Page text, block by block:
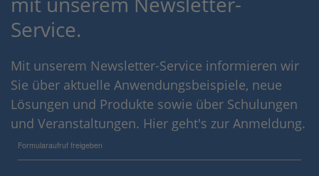
Service.
Mit unserem Newsletter-Service informieren wir
Sie über aktuelle Anwendungsbeispiele, neue
Lösungen und Produkte sowie über Schulungen
und Veranstaltungen. Hier geht's zur Anmeldung.
Formularaufruf freigeben